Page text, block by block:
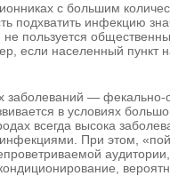
с большим
подхватить инфекцию
пользуется
если населенный пункт
заболеваний —
в условиях
всегда высока
При этом,